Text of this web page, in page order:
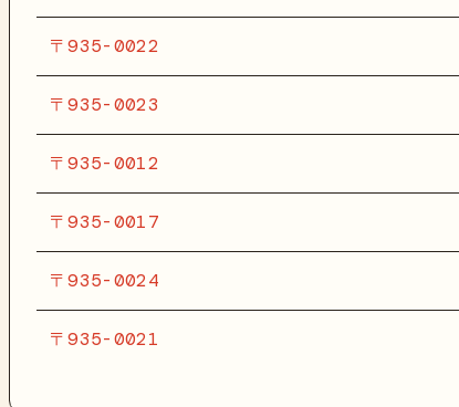
〒935-0022
〒935-0023
〒935-0012
〒935-0017
〒935-0024
〒935-0021